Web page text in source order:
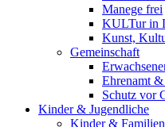
Manege frei
KULTur in
Kunst,
Gemeinschaft
Ehrenamt
Schutz vor
Kinder & Jugendliche
Kinder & Familien